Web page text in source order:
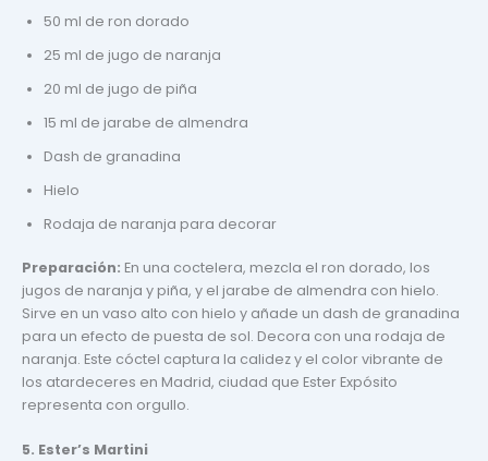
50 ml de ron dorado
25 ml de jugo de naranja
20 ml de jugo de piña
15 ml de jarabe de almendra
Dash de granadina
Hielo
Rodaja de naranja para decorar
Preparación: En una coctelera, mezcla el ron dorado, los
jugos de naranja y piña, y el jarabe de almendra con hielo.
Sirve en un vaso alto con hielo y añade un dash de granadina
para un efecto de puesta de sol. Decora con una rodaja de
naranja. Este cóctel captura la calidez y el color vibrante de
los atardeceres en Madrid, ciudad que Ester Expósito
representa con orgullo.
5. Ester’s Martini